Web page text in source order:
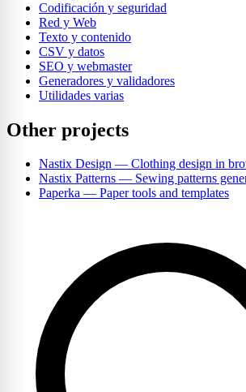
Codificación y seguridad
Red y Web
Texto y contenido
CSV y datos
SEO y webmaster
Generadores y validadores
Utilidades varias
Other projects
Nastix Design — Clothing design in
Nastix Patterns — Sewing patterns
Paperka — Paper tools and templates